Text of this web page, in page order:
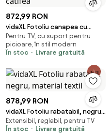
872,99 RON
vidaXL Fotoliu canapea cu
taburet, negru, 60 cm, catifea
Pentru TV, cu suport pentru
picioare, în stil modern
În stoc
Livrare gratuită
878,99 RON
vidaXL Fotoliu rabatabil, negru,
material textil
Extensibil, reglabil, pentru TV
În stoc
Livrare gratuită